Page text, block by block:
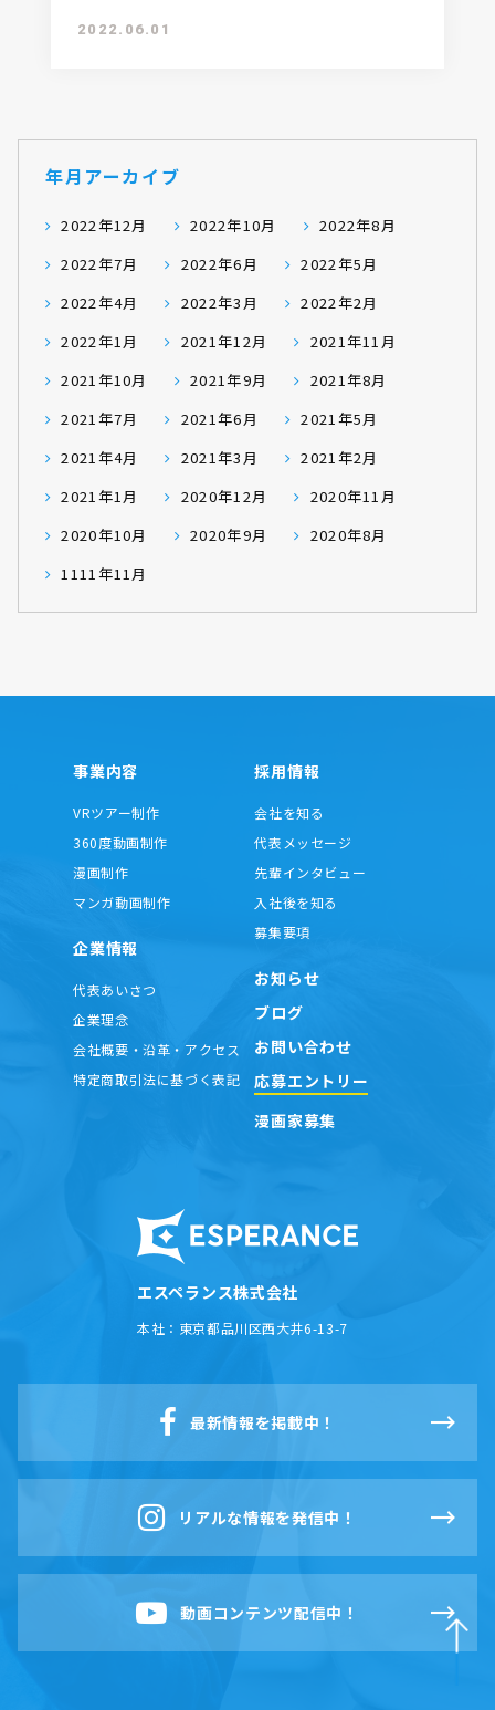
2022.06.01
年月アーカイブ
2022年12月 2022年10月
2022年8月
2022年7月
2022年6月
2022年5月
2022年4月
2022年3月
2022年2月
2022年1月
2021年12月
2021年11月
2021年10月
2021年9月
2021年8月
2021年7月
2021年6月
2021年5月
2021年4月
2021年3月
2021年2月
2021年1月
2020年12月
2020年11月
2020年10月
2020年9月
2020年8月
1111年11月
エスペランス株式会社
本社： 東京都品川区西大井6-13-7
事業内容
VRツアー制作
360度動画制作
漫画制作
マンガ動画制作
企業情報
代表あいさつ
企業理念
会社概要・沿革・アクセス
特定商取引法に基づく表記
採用情報
会社を知る
代表メッセージ
先輩インタビュー
入社後を知る
募集要項
お知らせ
ブログ
お問い合わせ
応募エントリー
漫画家募集
最新情報を掲載中！
リアルな情報を発信中！
動画コンテンツ配信中！